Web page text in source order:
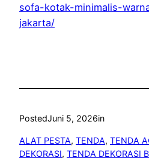
sofa-kotak-minimalis-
jakarta/
PostedJuni 5, 2026in
ALAT PESTA, TENDA, TENDA
DEKORASI, TENDA DEKORASI